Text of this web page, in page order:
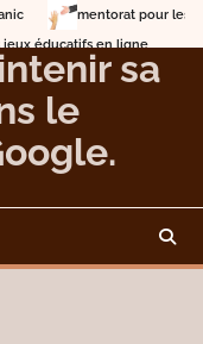
mentorat pour les
en ligne
sa
le